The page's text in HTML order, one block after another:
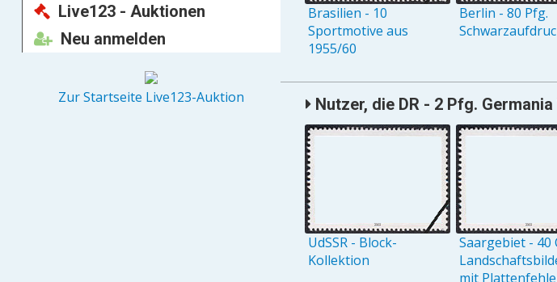
Live123 - Auktionen
Neu anmelden
Zur Startseite Live123-Auktion
Brasilien - 10
Sportmotive aus
1955/60
Berlin - 80 Pfg.
Nutzer, die DR - 2 Pfg.
UdSSR - Block-
Kollektion
Saargebiet - 40
mit